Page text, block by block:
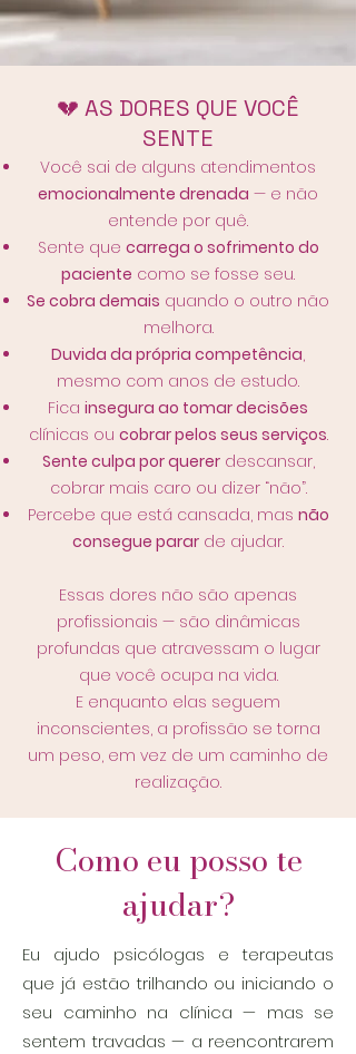
💔 AS DORES QUE VOCÊ
SENTE
Você sai de alguns atendimentos
emocionalmente drenada — e não
entende por quê.
Sente que carrega o sofrimento do
paciente como se fosse seu.
Se cobra demais quando o outro não
melhora.
Duvida da própria competência,
mesmo com anos de estudo.
Fica insegura ao tomar decisões
clínicas ou cobrar pelos seus serviços.
Sente culpa por quererdescansar,
cobrar mais caro ou dizer “não”.
Percebe que está cansada, mas não
consegue parar de ajudar.
Essas dores não são apenas
profissionais — são dinâmicas
profundas que atravessam o lugar
que você ocupa na vida.
E enquanto elas seguem
inconscientes, a profissão se torna
um peso, em vez de um caminho de
realização.
Como eu posso te
ajudar?
Eu ajudo psicólogas e terapeutas
que já estão trilhando ou iniciando o
seu caminho na clínica — mas se
sentem travadas — a reencontrarem